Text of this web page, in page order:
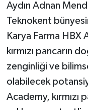
Aydın Adnan
Teknokent
Karya Farma HBX
kırmızı pancarın
zenginliği ve
olabilecek
Academy, kırmızı